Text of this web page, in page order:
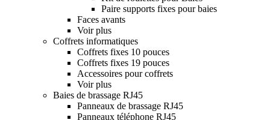
Paire supports fixes pour baies
Faces avants
Voir plus
Coffrets informatiques
Coffrets fixes 10 pouces
Coffrets fixes 19 pouces
Accessoires pour coffrets
Voir plus
Baies de brassage RJ45
Panneaux de brassage RJ45
Panneaux téléphone RJ45